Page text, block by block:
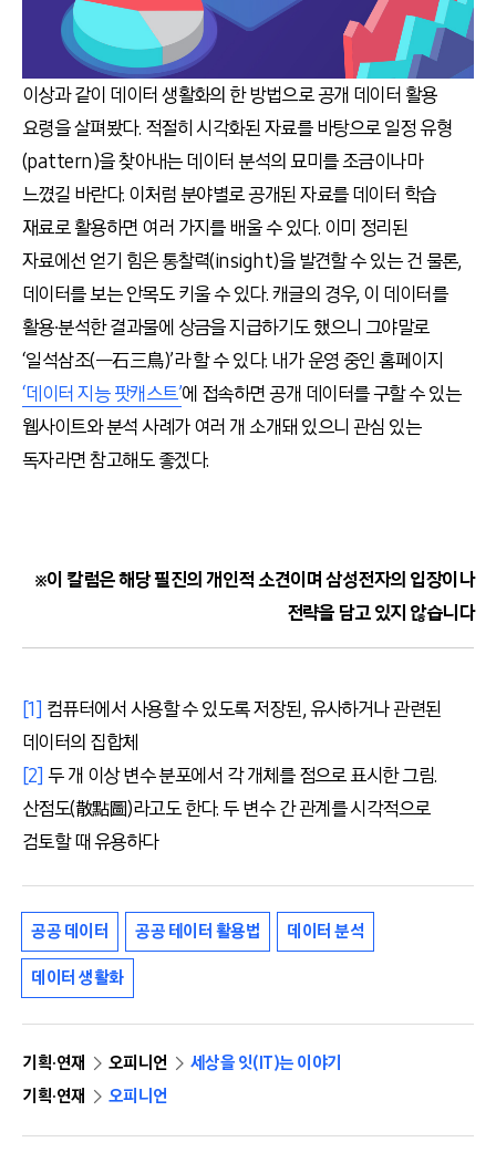
이상과 같이 데이터 생활화의 한 방법으로 공개 데이터 활용
요령을 살펴봤다. 적절히 시각화된 자료를 바탕으로 일정 유형
(pattern)을 찾아내는 데이터 분석의 묘미를 조금이나마
느꼈길 바란다. 이처럼 분야별로 공개된 자료를 데이터 학습
재료로 활용하면 여러 가지를 배울 수 있다. 이미 정리된
자료에선 얻기 힘은 통찰력(insight)을 발견할 수 있는 건 물론,
데이터를 보는 안목도 키울 수 있다. 캐글의 경우, 이 데이터를
활용∙분석한 결과물에 상금을 지급하기도 했으니 그야말로
‘일석삼조(一石三鳥)’라 할 수 있다. 내가 운영 중인 홈페이지
‘데이터 지능 팟캐스트’에 접속하면 공개 데이터를 구할 수 있는
웹사이트와 분석 사례가 여러 개 소개돼 있으니 관심 있는
독자라면 참고해도 좋겠다.
※이 칼럼은 해당 필진의 개인적 소견이며 삼성전자의 입장이나
전략을 담고 있지 않습니다
[1] 컴퓨터에서 사용할 수 있도록 저장된, 유사하거나 관련된
데이터의 집합체
[2] 두 개 이상 변수 분포에서 각 개체를 점으로 표시한 그림.
산점도(散點圖)라고도 한다. 두 변수 간 관계를 시각적으로
검토할 때 유용하다
공공 데이터 공공 테이터 활용법 데이터 분석
데이터 생활화
기획·연재 오피니언
세상을 잇(IT)는 이야기
기획·연재
오피니언